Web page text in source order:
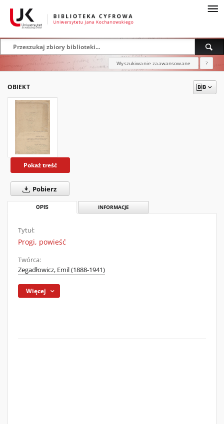
Wyszukiwanie zaawansowane ?
OBIEKT
Pokaż treść
Pobierz
OPIS INFORMACJE
Tytuł:
Progi, powieść
Twórca:
Zegadłowicz, Emil (1888-1941)
Więcej